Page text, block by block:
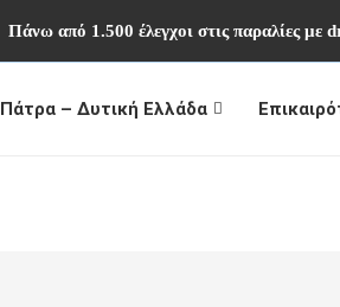
Πάνω από 1.500 έλεγχοι στις παραλίες με
Πάτρα – Δυτική Ελλάδα